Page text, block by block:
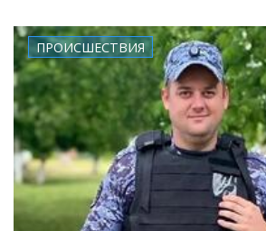
ПРОИСШЕСТВИЯ